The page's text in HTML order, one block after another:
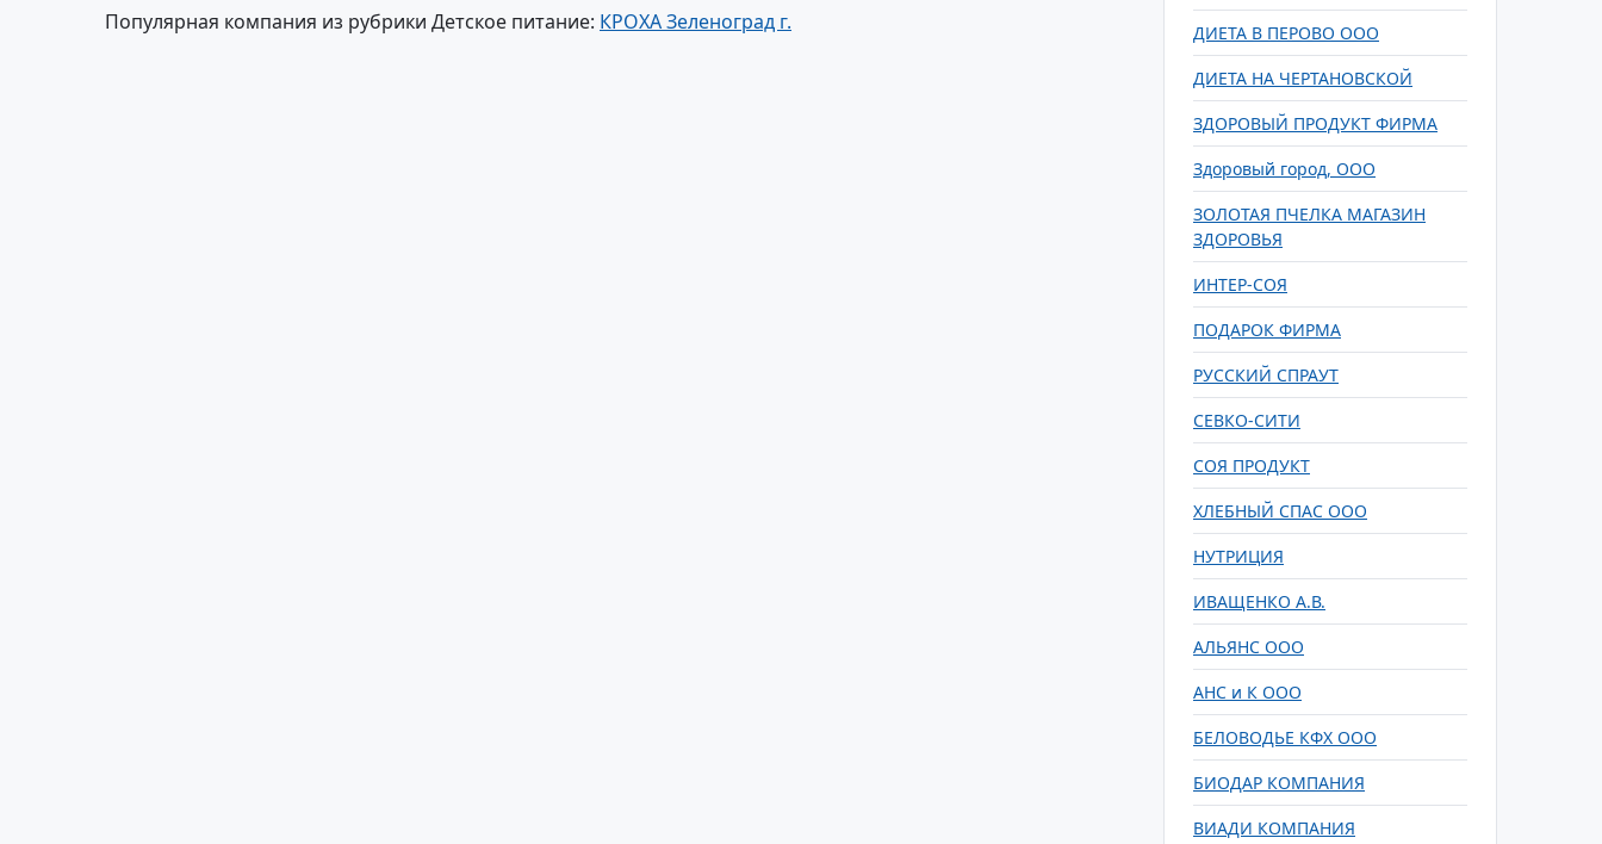
Популярная компания из рубрики Детское питание: КРОХА Зеленоград г.
ДИЕТА В ПЕРОВО ООО
ДИЕТА НА ЧЕРТАНОВСКОЙ
ЗДОРОВЫЙ ПРОДУКТ ФИРМА
Здоровый город, ООО
ЗОЛОТАЯ ПЧЕЛКА МАГАЗИН
ЗДОРОВЬЯ
ИНТЕР-СОЯ
ПОДАРОК ФИРМА
РУССКИЙ СПРАУТ
СЕВКО-СИТИ
СОЯ ПРОДУКТ
ХЛЕБНЫЙ СПАС ООО
НУТРИЦИЯ
ИВАЩЕНКО А.В.
АЛЬЯНС ООО
АНС и К ООО
БЕЛОВОДЬЕ КФХ ООО
БИОДАР КОМПАНИЯ
ВИАДИ КОМПАНИЯ